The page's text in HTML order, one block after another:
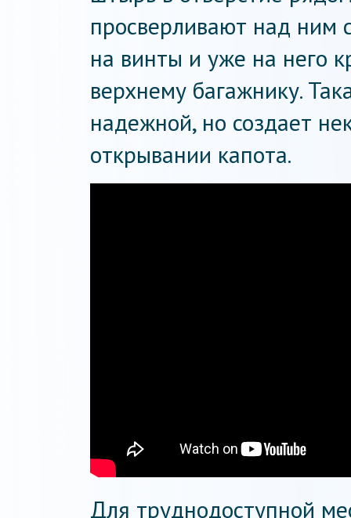
просверливают над ним
на винты и уже на него
верхнему багажнику.
надежной, но создает
открывании капота.
Для труднодоступной